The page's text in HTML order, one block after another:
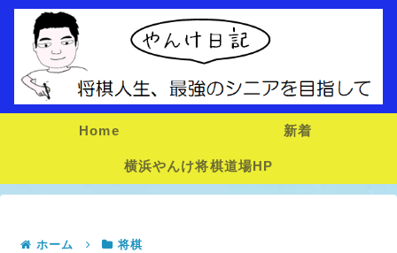
Home 新着
横浜やんけ将棋道場HP
ホーム 将棋